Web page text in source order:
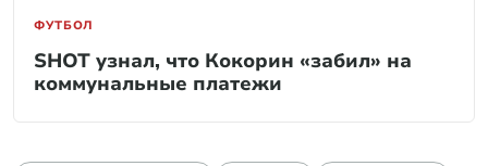
ФУТБОЛ
SHOT узнал, что Кокорин «забил» на
коммунальные платежи